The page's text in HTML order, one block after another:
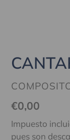
Precio
habitual
€0,00
Impuesto
pues son